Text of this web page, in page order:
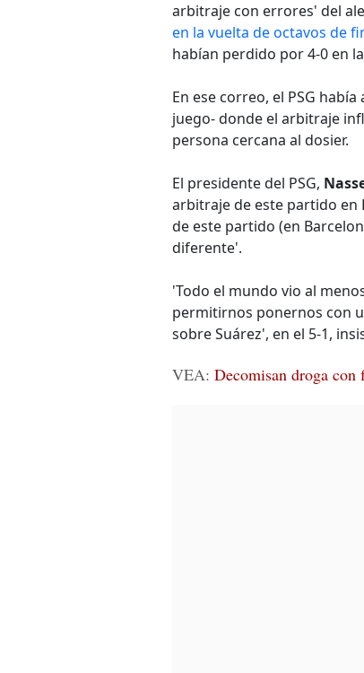
arbitraje con errores' del
en la vuelta de octavos de
habían perdido por 4-0 en
En ese correo, el PSG
juego- donde el arbitraje
persona cercana al dosier.
El presidente del PSG,
arbitraje de este partido en
de este partido (en
diferente'.
'Todo el mundo vio al
permitirnos ponernos con
sobre Suárez', en el 5-1,
VEA: Decomisan droga